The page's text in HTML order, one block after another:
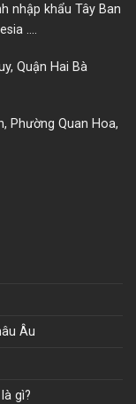
nhập khẩu Tây Ban
….
Quận Hai Bà
Phường Quan Hoa,
Âu
gì?